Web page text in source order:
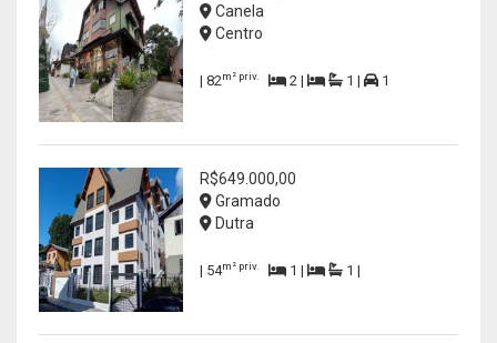
Canela
Centro
| 82m² priv. 2 | 1 | 1
R$649.000,00
Gramado
Dutra
| 54m² priv. 1 | 1 |